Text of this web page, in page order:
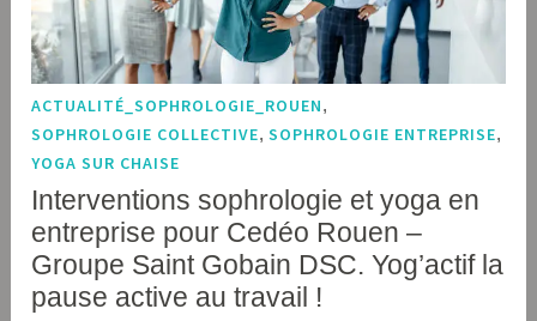
ACTUALITÉ_SOPHROLOGIE_ROUEN,
SOPHROLOGIE COLLECTIVE,SOPHROLOGIE ENTREPRISE,
YOGA SUR CHAISE
Interventions sophrologie et yoga en
entreprise pour Cedéo Rouen –
Groupe Saint Gobain DSC. Yog’actif la
pause active au travail !